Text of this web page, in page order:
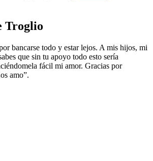
Troglio
bancarse todo y estar lejos. A mis hijos, mi
que sin tu apoyo todo esto sería
fácil mi amor. Gracias por
amo”.